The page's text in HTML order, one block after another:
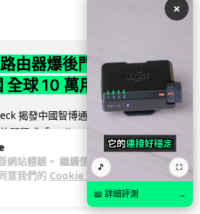
網站體驗。 繼續使用
意我們的 Cookie 政
由器爆後門 每 35 秒自
全球 10 萬用家私隱堪憂
揭發中國智博通電子（Zbtlink）生產
門程式「Endlessdoors」（無盡... 閱
分享
×
🎵 ⛶
📖 詳細評測 →